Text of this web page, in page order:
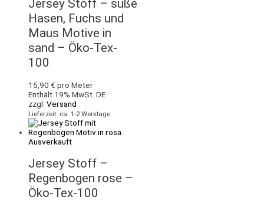
Jersey Stoff – süße
Hasen, Fuchs und
Maus Motive in
sand – Öko-Tex-
100
15,90 € pro Meter
Enthält 19% MwSt. DE
zzgl. Versand
Lieferzeit: ca. 1-2 Werktage
Ausverkauft
Jersey Stoff –
Regenbogen rose –
Öko-Tex-100